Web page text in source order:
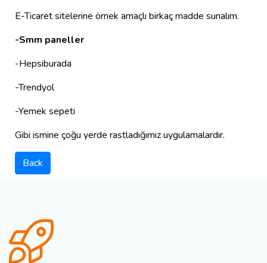
E-Ticaret sitelerine örnek amaçlı birkaç madde sunalım.
-Smm paneller
-Hepsiburada
-Trendyol
-Yemek sepeti
Gibi ismine çoğu yerde rastladığımız uygulamalardır.
Back